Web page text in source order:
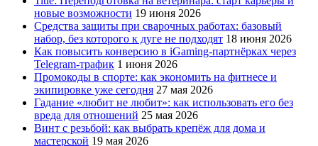
новые возможности 19 июня 2026
Средства защиты при сварочных работах: базовый
набор, без которого к дуге не подходят 18 июня 2026
Как повысить конверсию в iGaming-партнёрках через
Telegram-трафик 1 июня 2026
Промокоды в спорте: как экономить на фитнесе и
экипировке уже сегодня 27 мая 2026
Гадание «любит не любит»: как использовать его без
вреда для отношений 25 мая 2026
Винт с резьбой: как выбрать крепёж для дома и
мастерской 19 мая 2026